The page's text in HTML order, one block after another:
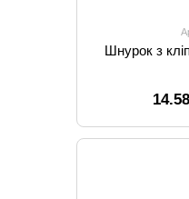
Шнурок з